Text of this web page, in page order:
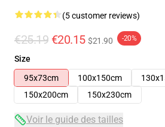
(5 customer reviews)
€25.19 €20.15 $21.90 -20%
Size
95x73cm
100x150cm
150x200cm
150x230cm
Voir le guide des tailles